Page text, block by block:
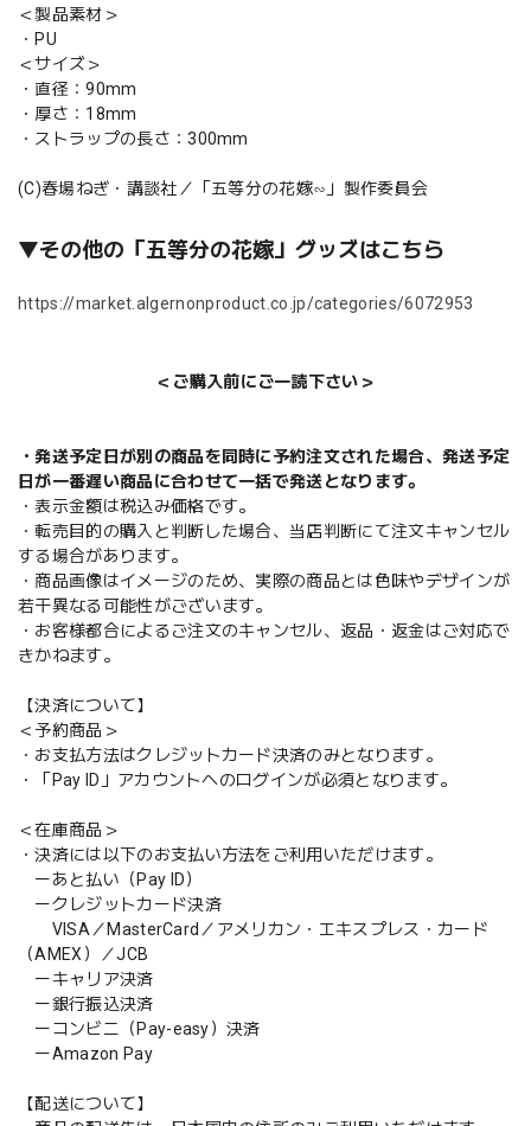
＜製品素材＞
・PU
＜サイズ＞
・直径：90mm
・厚さ：18mm
・ストラップの長さ：300mm
(C)春場ねぎ・講談社／「五等分の花嫁∽」製作委員会
▼その他の「五等分の花嫁」グッズはこちら
https://market.algernonproduct.co.jp/categories/6072953
＜ご購入前にご一読下さい＞
・発送予定日が別の商品を同時に予約注文された場合、発送予定
日が一番遅い商品に合わせて一括で発送となります。
・表示金額は税込み価格です。
・転売目的の購入と判断した場合、当店判断にて注文キャンセル
する場合があります。
・商品画像はイメージのため、実際の商品とは色味やデザインが
若干異なる可能性がございます。
・お客様都合によるご注文のキャンセル、返品・返金はご対応で
きかねます。
【決済について】
＜予約商品＞
・お支払方法はクレジットカード決済のみとなります。
・「Pay ID」アカウントへのログインが必須となります。
＜在庫商品＞
・決済には以下のお支払い方法をご利用いただけます。
ーあと払い（Pay ID）
ークレジットカード決済
VISA／MasterCard／アメリカン・エキスプレス・カード
（AMEX）／JCB
ーキャリア決済
ー銀行振込決済
ーコンビニ（Pay-easy）決済
ーAmazon Pay
【配送について】